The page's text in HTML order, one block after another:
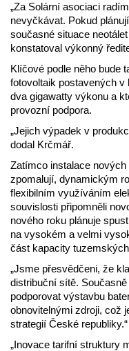
„Za Solární asociaci
nevyčkávat. Pokud
současné situace
konstatoval výkonný
Klíčové podle něho bude
fotovoltaik postavených
dva gigawatty výkonu a
provozní podpora.
„Jejich výpadek v
dodal Krčmář.
Zatímco instalace
zpomalují, dynamickým
flexibilním využíváním
souvislosti připomněli
nového roku plánuje
na vysokém a velmi
část kapacity
„Jsme přesvědčeni, že
distribuční sítě.
podporovat výstavbu
obnovitelnými zdroji, což
strategií České republiky.“
„Inovace tarifní struktury